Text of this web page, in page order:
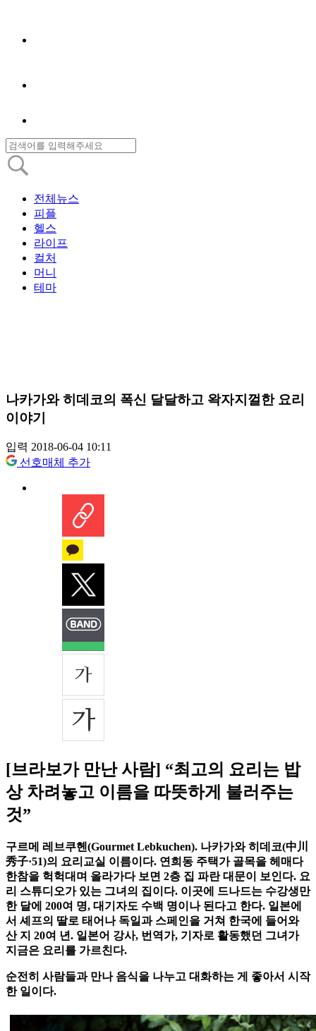
전체뉴스
피플
헬스
라이프
컬처
머니
테마
나카가와 히데코의 폭신 달달하고 왁자지껄한 요리
이야기
입력 2018-06-04 10:11
선호매체 추가
[브라보가 만난 사람] “최고의 요리는 밥
상 차려놓고 이름을 따뜻하게 불러주는
것”
구르메 레브쿠헨(Gourmet Lebkuchen). 나카가와 히데코(中川
秀子·51)의 요리교실 이름이다. 연희동 주택가 골목을 헤매다
한참을 헉헉대며 올라가다 보면 2층 집 파란 대문이 보인다. 요
리 스튜디오가 있는 그녀의 집이다. 이곳에 드나드는 수강생만
한 달에 200여 명, 대기자도 수백 명이나 된다고 한다. 일본에
서 셰프의 딸로 태어나 독일과 스페인을 거쳐 한국에 들어와
산 지 20여 년. 일본어 강사, 번역가, 기자로 활동했던 그녀가
지금은 요리를 가르친다.
순전히 사람들과 만나 음식을 나누고 대화하는 게 좋아서 시작
한 일이다.